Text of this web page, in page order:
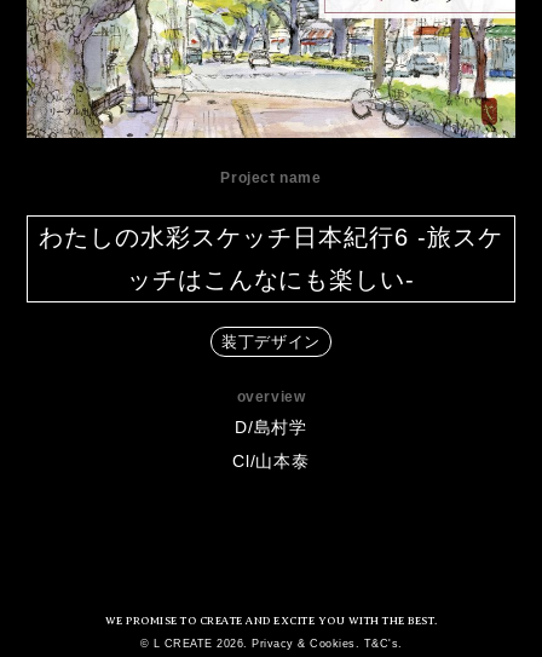
Project name
わたしの水彩スケッチ日本紀行6 -旅スケ
ッチはこんなにも楽しい-
装丁デザイン
overview
D/島村学
Cl/山本泰
WE PROMISE TO CREATE AND EXCITE YOU WITH THE BEST.
© L CREATE 2026. Privacy & Cookies. T&C's.